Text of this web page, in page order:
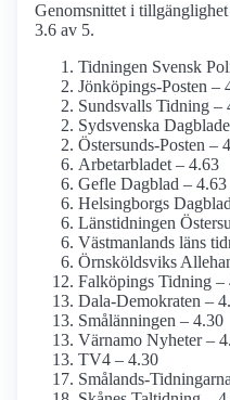
Genomsnittet i
3.6 av 5.
Tidningen Svensk
Jönköpings-Posten –
Sundsvalls Tidning –
Sydsvenska
Östersunds-Posten –
Arbetarbladet – 4.63
Gefle Dagblad – 4.63
Helsingborgs
Länstidningen
Västmanlands läns
Örnsköldsviks
Falköpings Tidning –
Dala-Demokraten –
Smålänningen – 4.30
Värnamo Nyheter –
TV4 – 4.30
Smålands-